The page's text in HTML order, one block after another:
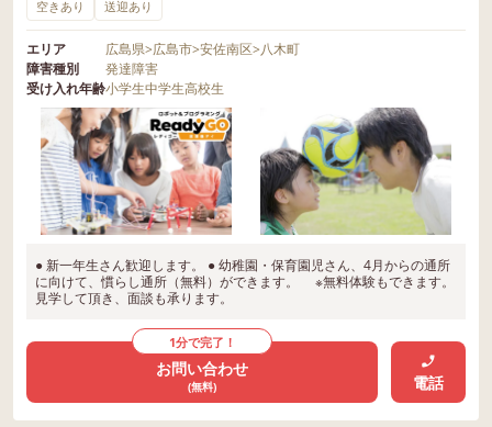
空きあり 送迎あり
エリア 広島県>広島市>安佐南区>八木町
障害種別
発達障害
受け入れ年齢小学生中学生高校生
● 新一年生さん歓迎します。 ● 幼稚園・保育園児さん、4月からの通所
に向けて、慣らし通所（無料）ができます。 ※無料体験もできます。
見学して頂き、面談も承ります。
1分で完了！
お問い合わせ
(無料) 電話